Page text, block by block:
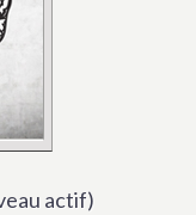
actif)